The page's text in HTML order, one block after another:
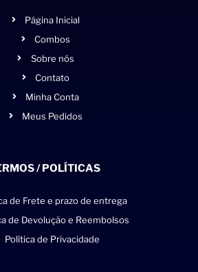
Página Inicial
Combos
Sobre nós
Contato
Minha Conta
Meus Pedidos
/ POLÍTICAS
de Frete e prazo de entrega
de Devolução e Reembolsos
Política de Privacidade